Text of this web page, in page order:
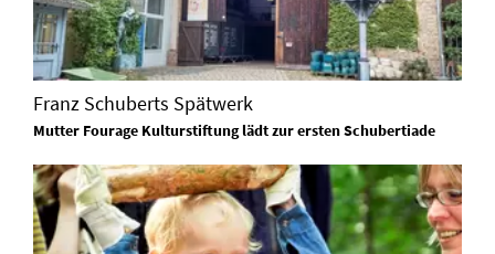
Franz Schuberts Spätwerk
Mutter Fourage Kulturstiftung lädt zur ersten Schubertiade